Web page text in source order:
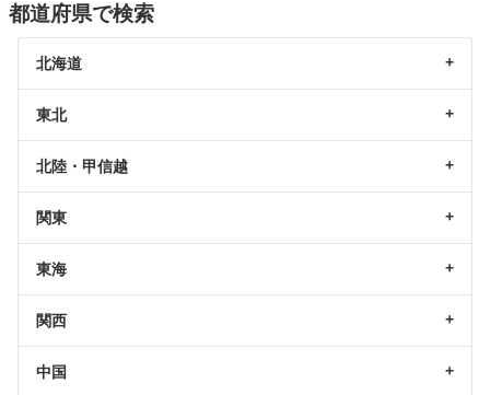
都道府県で検索
北海道
東北
北陸・甲信越
関東
東海
関西
中国